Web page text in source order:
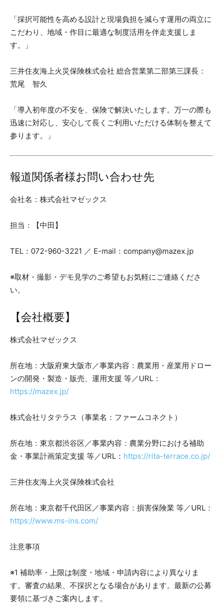
「採択可能性を高める設計と現場負担を減らす運用の両立に
こだわり、地域・作目に最適な制度活用を伴走支援しま
す。」
三井住友海上火災保険株式会社 総合営業第二部第三課長：
荒尾 智久
「導入初年度の不安を、保険で解決いたします。万一の際も
迅速に対応し、安心して長くご利用いただける体制を整えて
参ります。」
報道関係者様お問い合わせ先
会社名：株式会社マゼックス
担当：【中田】
TEL：072-960-3221 ／ E-mail：company@mazex.jp
※取材・撮影・デモ見学のご希望もお気軽にご連絡くださ
い。
【会社概要】
株式会社マゼックス
所在地：大阪府東大阪市／事業内容：農業用・産業用ドロー
ンの開発・製造・販売、運用支援 等／URL：
https://mazex.jp/
株式会社リタテラス（事業名：ファームコネクト）
所在地：東京都渋谷区／事業内容：農業分野における補助
金・事業計画策定支援 等／URL： https://rita-terrace.co.jp/
三井住友海上火災保険株式会社
所在地：東京都千代田区／事業内容：損害保険業 等／URL：
https://www.ms-ins.com/
注意事項
※1 補助率・上限は制度・地域・申請内容により異なりま
す。審査の結果、不採択となる場合があります。最新の公募
要領に基づきご案内します。